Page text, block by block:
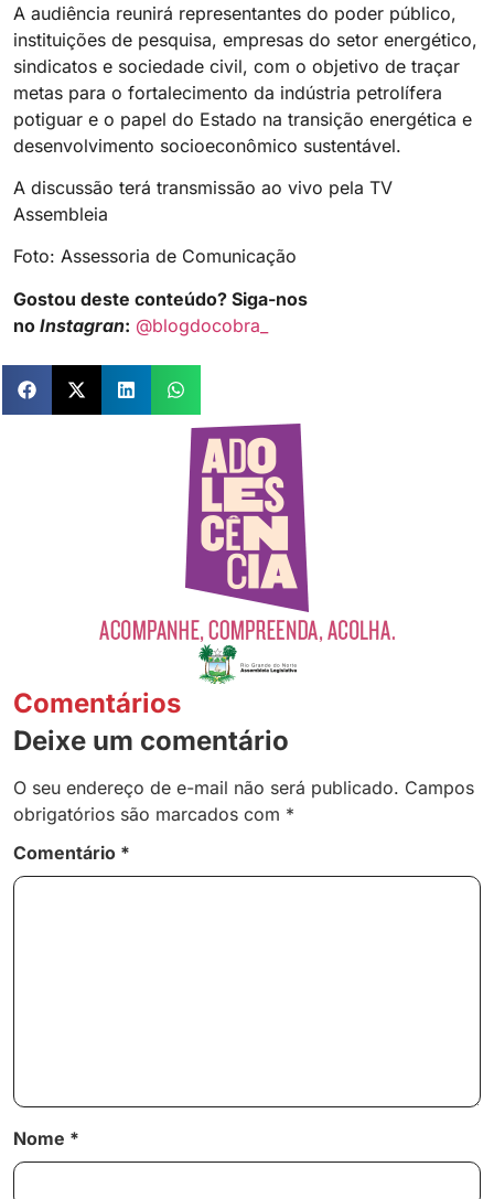
A audiência reunirá representantes do poder público,
instituições de pesquisa, empresas do setor energético,
sindicatos e sociedade civil, com o objetivo de traçar
metas para o fortalecimento da indústria petrolífera
potiguar e o papel do Estado na transição energética e
desenvolvimento socioeconômico sustentável.
A discussão terá transmissão ao vivo pela TV
Assembleia
Foto: Assessoria de Comunicação
Gostou deste conteúdo? Siga-nos
no Instagran: @blogdocobra_
Comentários
Deixe um comentário
O seu endereço de e-mail não será publicado. Campos
obrigatórios são marcados com *
Comentário *
Nome *